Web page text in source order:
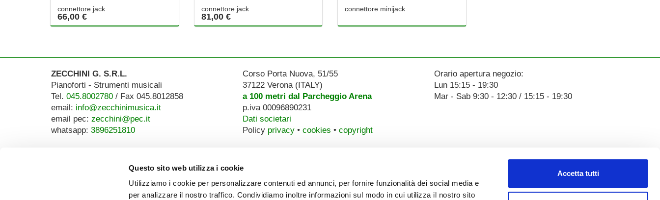
Questo sito web utilizza i cookie
Utilizziamo i cookie per personalizzare contenuti ed annunci, per fornire funzionalità dei social media e
per analizzare il nostro traffico. Condividiamo inoltre informazioni sul modo in cui utilizza il nostro sito
Accetta tutti
connettore jack
66,00 €
connettore jack
81,00 €
connettore minijack
ZECCHINI G. S.R.L.
Pianoforti - Strumenti musicali
Tel. 045.8002780/ Fax 045.8012858
email: info@zecchinimusica.it
email pec: zecchini@pec.it
whatsapp: 3896251810
Corso Porta Nuova, 51/55
37122 Verona (ITALY)
a 100 metri dal Parcheggio Arena
p.iva 00096890231
Dati societari
Policy privacy• cookies • copyright
Orario apertura negozio:
Lun 15:15 - 19:30
Mar - Sab 9:30 - 12:30 / 15:15 - 19:30